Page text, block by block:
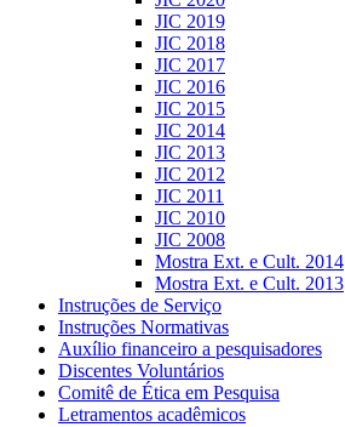
JIC 2019
JIC 2018
JIC 2017
JIC 2016
JIC 2015
JIC 2014
JIC 2013
JIC 2012
JIC 2011
JIC 2010
JIC 2008
Mostra Ext. e Cult. 2014
Mostra Ext. e Cult. 2013
Instruções de Serviço
Instruções Normativas
Auxílio financeiro a pesquisadores
Discentes Voluntários
Comitê de Ética em Pesquisa
Letramentos acadêmicos